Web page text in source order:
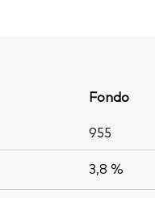
Fondo
955
3,8 %